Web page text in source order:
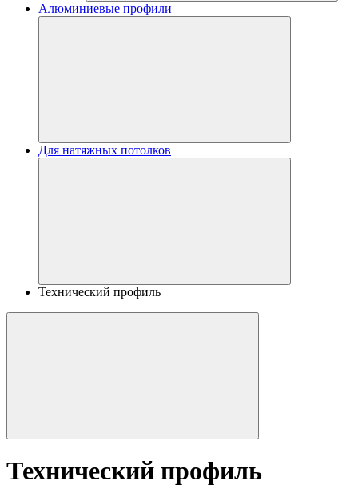
Алюминиевые профили
Для натяжных потолков
Технический профиль
Технический профиль